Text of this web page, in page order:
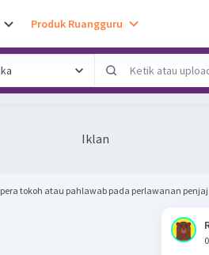
Produk Ruangguru
Iklan
pera tokoh atau pahlawab pada perlawanan